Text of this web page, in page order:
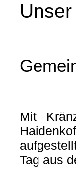
Mit
Tag aus